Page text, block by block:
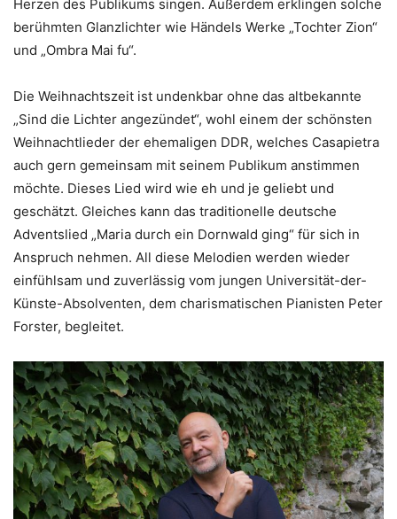
Herzen des Publikums singen. Außerdem erklingen solche
berühmten Glanzlichter wie Händels Werke „Tochter Zion“
und „Ombra Mai fu“.
Die Weihnachtszeit ist undenkbar ohne das altbekannte
„Sind die Lichter angezündet“, wohl einem der schönsten
Weihnachtlieder der ehemaligen DDR, welches Casapietra
auch gern gemeinsam mit seinem Publikum anstimmen
möchte. Dieses Lied wird wie eh und je geliebt und
geschätzt. Gleiches kann das traditionelle deutsche
Adventslied „Maria durch ein Dornwald ging“ für sich in
Anspruch nehmen. All diese Melodien werden wieder
einfühlsam und zuverlässig vom jungen Universität-der-
Künste-Absolventen, dem charismatischen Pianisten Peter
Forster, begleitet.